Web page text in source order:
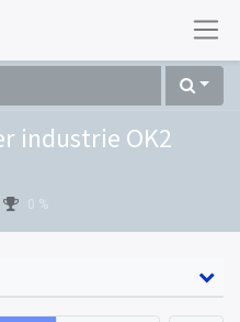
industrie OK2
0 %